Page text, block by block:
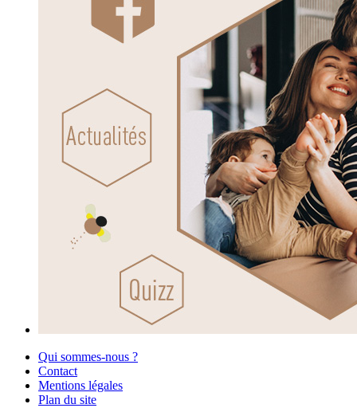
Qui sommes-nous ?
Contact
Mentions légales
Plan du site